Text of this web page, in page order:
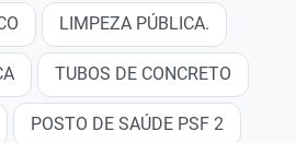
LIMPEZA PÚBLICA.
TUBOS DE CONCRETO
POSTO DE SAÚDE PSF 2